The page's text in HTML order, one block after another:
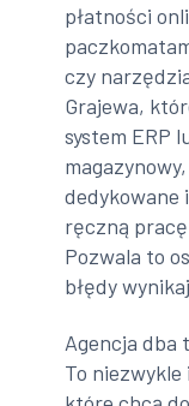
płatności
czy
Grajewa,
system ERP
dedykowane
ręczną
Pozwala to
błędy
Agencja dba
To